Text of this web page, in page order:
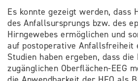
Es konnte gezeigt werden, dass
des Anfallsursprungs bzw. des
Hirngewebes ermöglichen und
auf postoperative Anfallsfreiheit
Studien haben ergeben, dass
zugänglichen Oberflächen-EEG